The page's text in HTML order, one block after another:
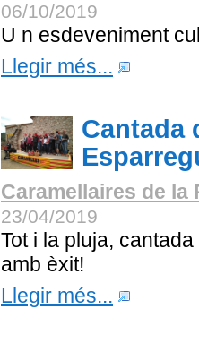
06/10/2019
U n esdeveniment
Llegir més...
Cantada
Caramellaires de la
23/04/2019
Tot i la pluja,
amb èxit!
Llegir més...